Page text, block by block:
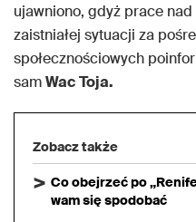
ujawniono, gdyż prace
zaistniałej sytuacji za
społecznościowych
samWac Toja.
Zobacz także
Co obejrzeć po
wam się spodobać